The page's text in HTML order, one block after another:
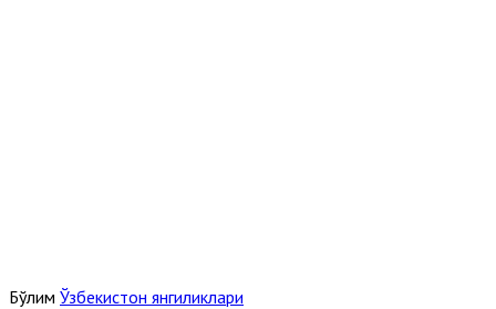
Бўлим Ўзбекистон янгиликлари